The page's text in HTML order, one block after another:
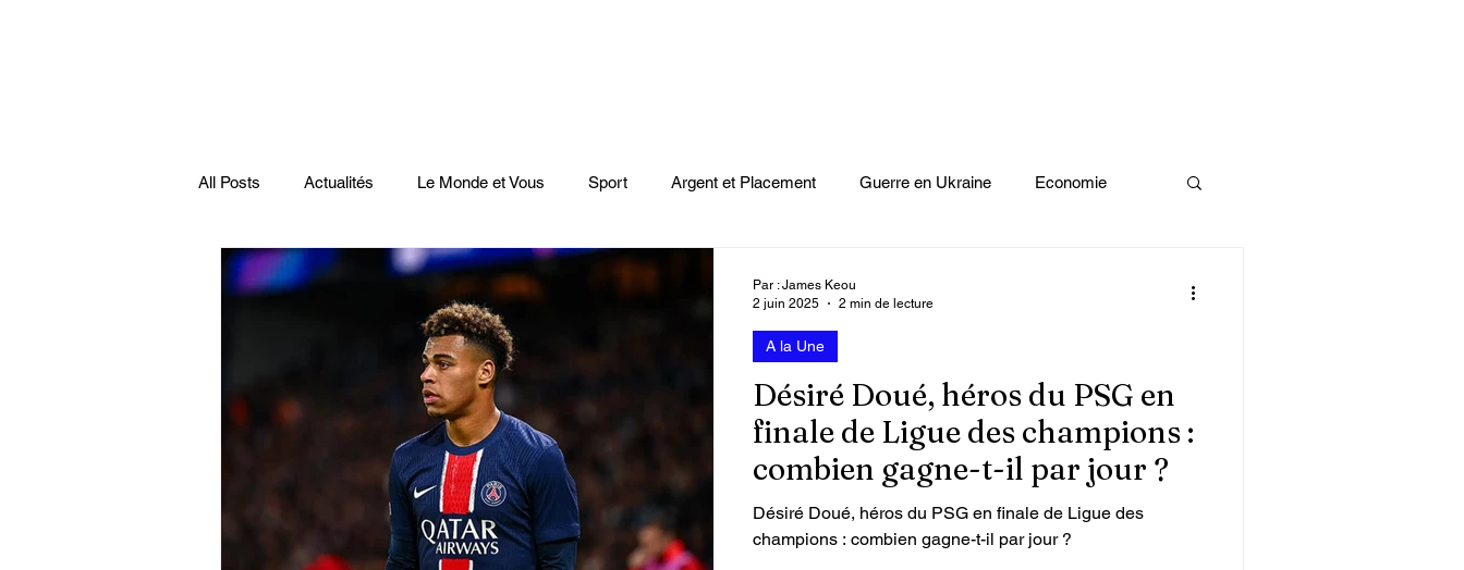
All Posts Actualités Le Monde et Vous Sport Argent et Placement Guerre en Ukraine Economie
Santé économie française Cinéma Scènes
Podcasts Mode Coupe du monde Rugby
Actualités Culture Vidéos Le Monde des livres
Enquête vidéos Attaque du Hamas contre Israël
Désiré Doué, héros du PSG en
finale de Ligue des champions :
combien gagne-t-il par jour ?
Désiré Doué, héros du PSG en finale de Ligue des
champions : combien gagne-t-il par jour ?
A la Une
Par : James Keou
2 juin 2025
2 min de lecture